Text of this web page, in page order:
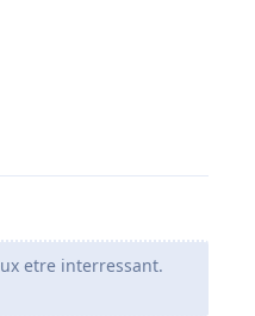
etre interressant.